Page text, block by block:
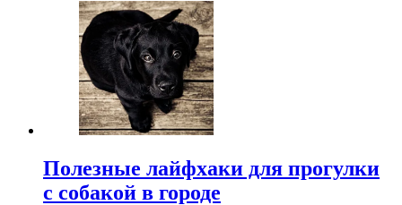
Полезные лайфхаки для прогулки
с собакой в городе